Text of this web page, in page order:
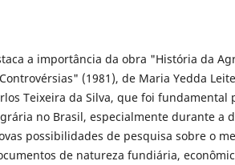
a importância da obra "História da
(1981), de Maria Yedda
Teixeira da Silva, que foi fundamental
no Brasil, especialmente durante a
possibilidades de pesquisa sobre o
de natureza fundiária,